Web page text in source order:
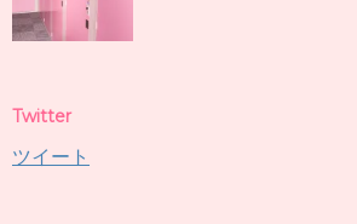
Twitter
ツイート